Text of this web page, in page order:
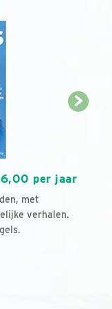
per jaar
met
verhalen.